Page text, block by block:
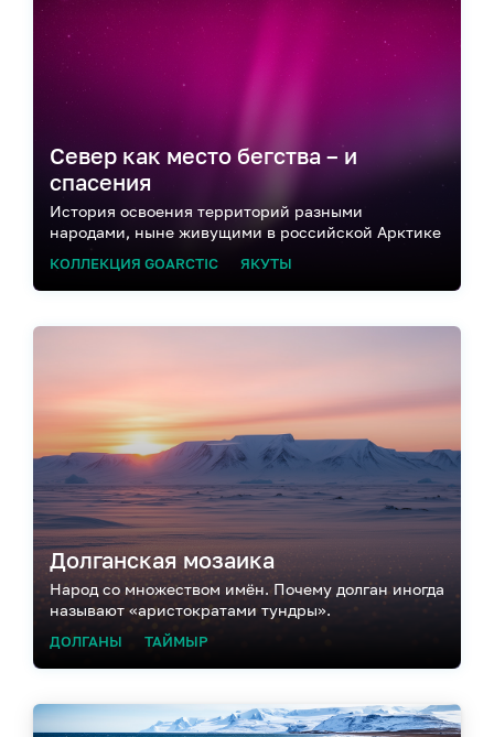
Север как место бегства – и
спасения
История освоения территорий разными
народами, ныне живущими в российской Арктике
КОЛЛЕКЦИЯ GOARCTIC ЯКУТЫ
Долганская мозаика
Народ со множеством имён. Почему долган иногда
называют «аристократами тундры».
ДОЛГАНЫ ТАЙМЫР